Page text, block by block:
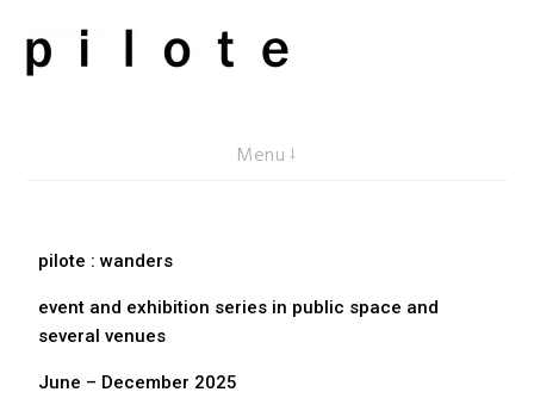
pilote contemporary, art from Berlin
Menu
pilote : wanders
event and exhibition series in public space and
several venues
June – December 2025